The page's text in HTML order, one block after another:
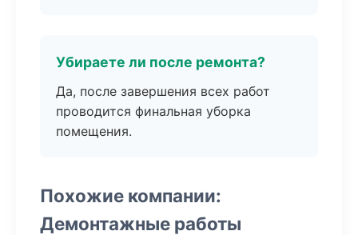
Убираете ли после ремонта?
Да, после завершения всех работ
проводится финальная уборка
помещения.
Похожие компании:
Демонтажные работы